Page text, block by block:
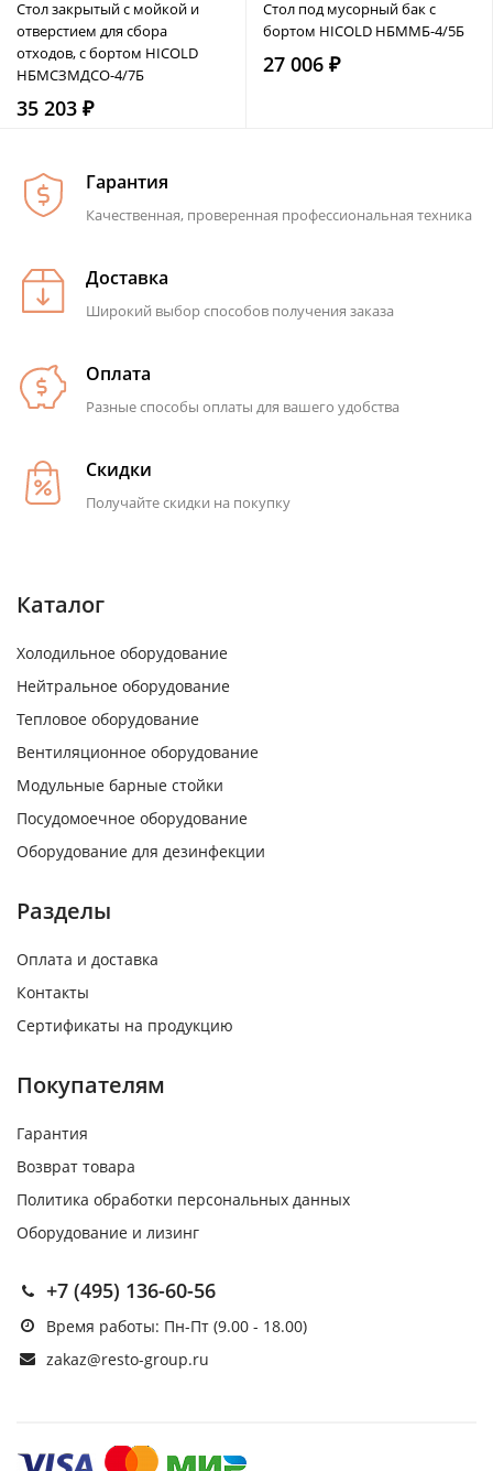
Стол закрытый с мойкой и
отверстием для сбора
отходов, с бортом HICOLD
НБМСЗМДСО-4/7Б
35 203 ₽
Стол под мусорный бак с
бортом HICOLD НБММБ-4/5Б
27 006 ₽
Гарантия
Качественная, проверенная профессиональная техника
Доставка
Широкий выбор способов получения заказа
Оплата
Разные способы оплаты для вашего удобства
Скидки
Получайте скидки на покупку
Каталог
Холодильное оборудование
Нейтральное оборудование
Тепловое оборудование
Вентиляционное оборудование
Модульные барные стойки
Посудомоечное оборудование
Оборудование для дезинфекции
Разделы
Оплата и доставка
Контакты
Сертификаты на продукцию
Покупателям
Гарантия
Возврат товара
Политика обработки персональных данных
Оборудование и лизинг
+7 (495) 136-60-56
Время работы: Пн-Пт (9.00 - 18.00)
zakaz@resto-group.ru